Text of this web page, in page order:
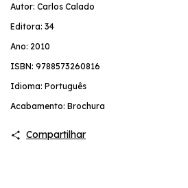
Autor: Carlos Calado
Editora: 34
Ano: 2010
ISBN: 9788573260816
Idioma: Português
Acabamento: Brochura
Compartilhar